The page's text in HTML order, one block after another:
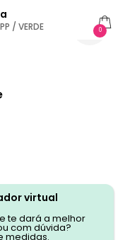
/ VERDE 0
virtual
te dará a melhor
com dúvida?
medidas.